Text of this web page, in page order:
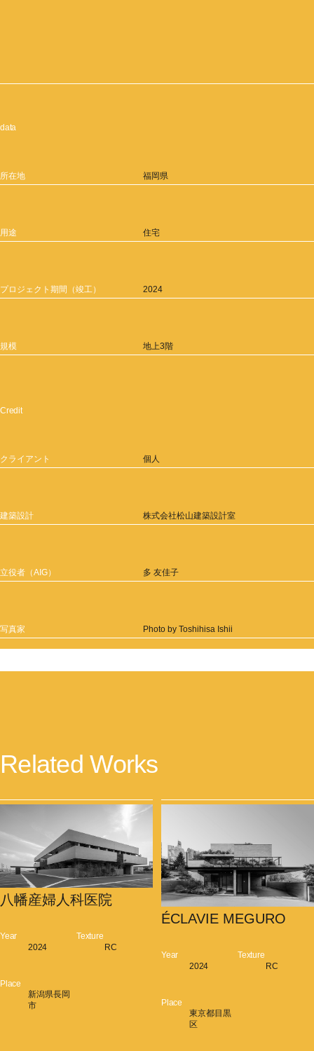
data
所在地 福岡県
用途 住宅
プロジェクト期間（竣工） 2024
規模 地上3階
Credit
クライアント 個人
建築設計 株式会社松山建築設計室
立役者（AIG） 多 友佳子
写真家 Photo by Toshihisa Ishii
Related Works
八幡産婦人科医院
Year
2024
Texture
RC
Place
新潟県長岡
市
ÉCLAVIE MEGURO
Year
2024
Texture
RC
Place
東京都目黒
区